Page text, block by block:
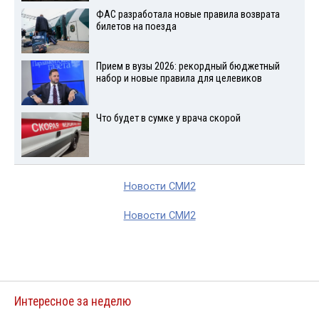
ФАС разработала новые правила возврата
билетов на поезда
Прием в вузы 2026: рекордный бюджетный
набор и новые правила для целевиков
Что будет в сумке у врача скорой
Новости СМИ2
Новости СМИ2
Интересное за неделю